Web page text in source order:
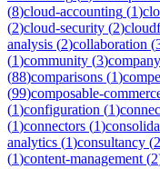
(8)cloud-accounting (1)
(2)cloud-security (2)
analysis (2)collaboration (
(1)community (3)company
(88)comparisons (1)
(99)composable-
(1)configuration (1)
(1)connectors (1)
analytics (1)consultancy (2
(1)content-management (2